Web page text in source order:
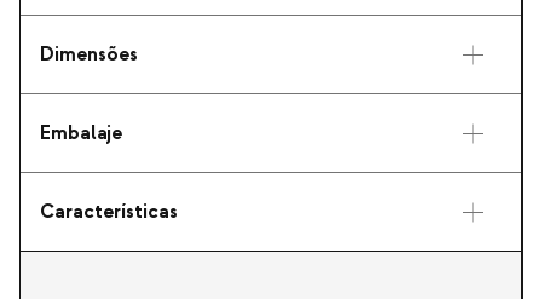
Dimensões
Embalaje
Características